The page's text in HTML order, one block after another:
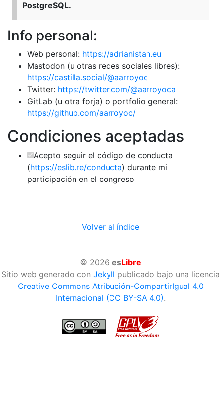
PostgreSQL.
Info personal:
Web personal: https://adrianistan.eu
Mastodon (u otras redes sociales libres):
https://castilla.social/@aarroyoc
Twitter: https://twitter.com/@aarroyoca
GitLab (u otra forja) o portfolio general:
https://github.com/aarroyoc/
Condiciones aceptadas
Acepto seguir el código de conducta
(https://eslib.re/conducta) durante mi
participación en el congreso
Volver al índice
© 2026 esLibre
Sitio web generado con Jekyll publicado bajo una licencia
Creative Commons Atribución-CompartirIgual 4.0
Internacional (CC BY-SA 4.0).